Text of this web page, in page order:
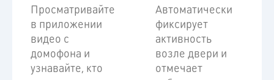
Просматривайте
в приложении
видео с
домофона и
узнавайте, кто
Автоматически
фиксирует
активность
возле двери и
отмечает